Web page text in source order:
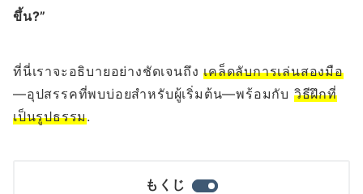
ขึ้น?”
ที่นี่เราจะอธิบายอย่างชัดเจนถึงเคล็ดลับการเล่นสองมือ
—อุปสรรคที่พบบ่อยสำหรับผู้เริ่มต้น—พร้อมกับ วิธีฝึกที่
เป็นรูปธรรม.
もくじ